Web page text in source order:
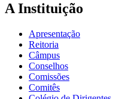
A Instituição
Apresentação
Reitoria
Câmpus
Conselhos
Comissões
Comitês